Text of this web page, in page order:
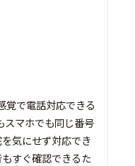
で電話対応できる
スマホでも同じ番号
気にせず対応でき
すぐ確認できるた